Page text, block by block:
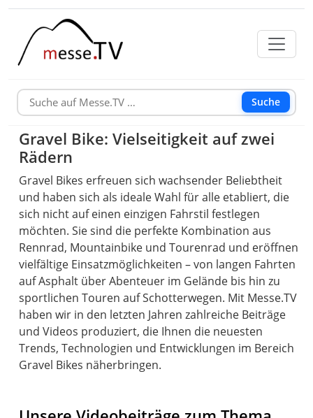
Suche
Gravel Bike: Vielseitigkeit auf zwei
Rädern
Gravel Bikes erfreuen sich wachsender Beliebtheit
und haben sich als ideale Wahl für alle etabliert, die
sich nicht auf einen einzigen Fahrstil festlegen
möchten. Sie sind die perfekte Kombination aus
Rennrad, Mountainbike und Tourenrad und eröffnen
vielfältige Einsatzmöglichkeiten – von langen Fahrten
auf Asphalt über Abenteuer im Gelände bis hin zu
sportlichen Touren auf Schotterwegen. Mit Messe.TV
haben wir in den letzten Jahren zahlreiche Beiträge
und Videos produziert, die Ihnen die neuesten
Trends, Technologien und Entwicklungen im Bereich
Gravel Bikes näherbringen.